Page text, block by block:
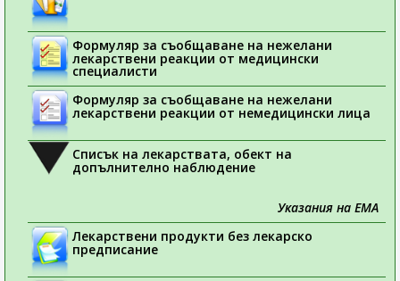
Формуляр за съобщаване на нежелани
лекарствени реакции от медицински
специалисти
Формуляр за съобщаване на нежелани
лекарствени реакции от немедицински лица
Списък на лекарствата, обект на
допълнително наблюдение
Указания на ЕМА
Лекарствени продукти без лекарско
предписание